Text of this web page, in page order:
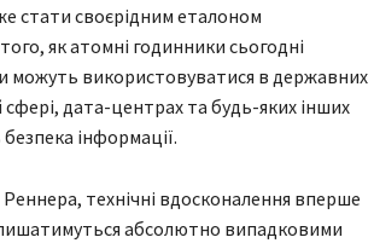
стати своєрідним еталоном
як атомні годинники сьогодні
можуть використовуватися в державних
дата-центрах та будь-яких інших
інформації.
технічні вдосконалення вперше
абсолютно випадковими